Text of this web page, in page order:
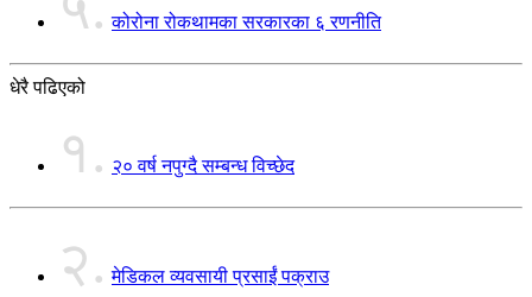
कोरोना रोकथामका सरकारका ६ रणनीति
धेरै पढिएको
१. २० वर्ष नपुग्दै सम्बन्ध विच्छेद
२. मेडिकल व्यवसायी प्रसाईं पक्राउ